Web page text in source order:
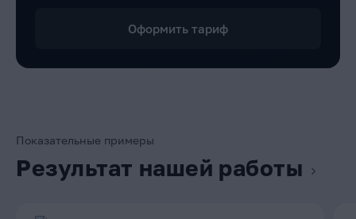
Оформить тариф
Показательные примеры
Результат нашей работы